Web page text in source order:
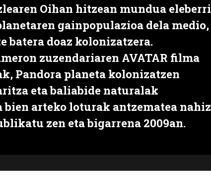
Oihan hitzean mundua eleberri
gainpopulazioa dela medio,
batera doaz kolonizatzera.
zuzendariaren AVATAR filma
Pandora planeta kolonizatzen
eta baliabide naturalak
bien arteko loturak antzematea nahiz
zen eta bigarrena 2009an.